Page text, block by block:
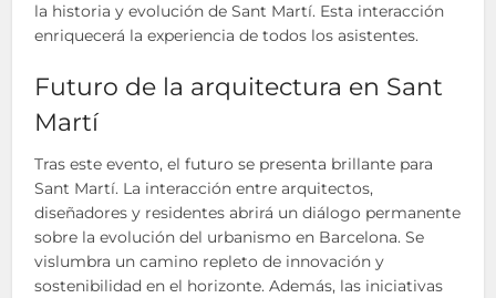
la historia y evolución de Sant Martí. Esta interacción
enriquecerá la experiencia de todos los asistentes.
Futuro de la arquitectura en Sant
Martí
Tras este evento, el futuro se presenta brillante para
Sant Martí. La interacción entre arquitectos,
diseñadores y residentes abrirá un diálogo permanente
sobre la evolución del urbanismo en Barcelona. Se
vislumbra un camino repleto de innovación y
sostenibilidad en el horizonte. Además, las iniciativas